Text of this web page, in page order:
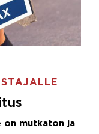
on mutkaton ja